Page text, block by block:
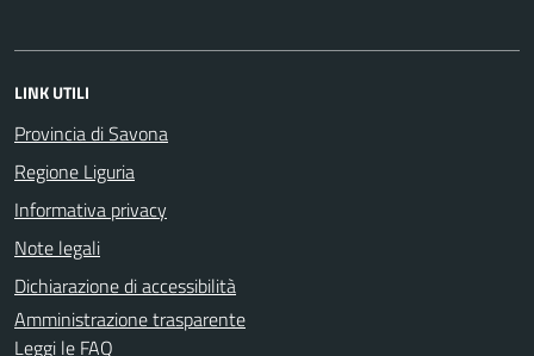
LINK UTILI
Provincia di Savona
Regione Liguria
Informativa privacy
Note legali
Dichiarazione di accessibilità
Amministrazione trasparente
Leggi le FAQ